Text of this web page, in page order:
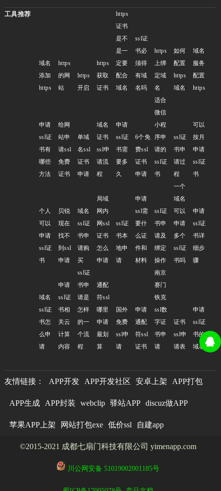
工具推荐
域名
添加
https
https
的网
站
https
开启
https
获取
证书
https
证书
是不
是一
定要
配合
域名
ssl证
书必
须得
有域
名吗
https
上绑
定域
名
如何
配置
https
域名
域名
服务
配置
https
申请
ssl证
书有
哪些
方法
给网
站申
请ssl
免费
证书
单域
名ssl
证书
申请
域名
证书
ssl申
请流
程
申请
ssl证
书需
要多
久
6个免
费ssl
证书
申请
适合
微信
小程
序申
请的
ssl证
书
ssl证
书申
请过
程
可以
按月
申请
ssl证
书
个人
可以
申请
ssl证
书
贝锐
现在
找不
到ssl
申请
域名
ssl证
书申
请购
买
局域
网内
网ssl
证书
怎么
申请
ssl证
书本
地申
请
申请
ssl需
要什
么证
件和
材料
ssl证
书申
请及
绑定
操作
一个
域名
可以
申请
多个
ssl证
书吗
申请
ssl证
书详
细步
骤
域名
ssl证
书怎
么申
请
申请
ssl证
书相
关云
计算
内容
ssl证
书申
请是
怎样
的一
个流
程
通配
符ssl
哪里
申请
最划
算
国外
免费
ssl申
请
申请
通配
符ssl
证书
南京
赛门
铁克
ssl数
字证
书申
请
证书
ssl申
请表
申请
ssl证
书的
域名
友情链接： APP开发 APP开发社区 安卓上架 APP打包
APP生成 APP封装 webclip 驿站APP discuz做APP
苹果APP上架 网站打包exe 低价ssl 自建app
©2015-2021 成都七扇门科技有限公司 yimenapp.com
川公网安备 51019002001185号